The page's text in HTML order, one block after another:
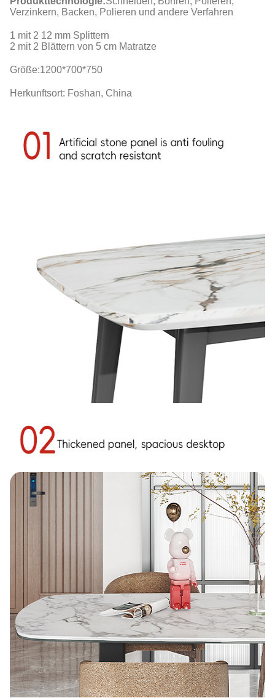
Verzinkern, Backen, Polieren und andere Verfahren
1 mit 2 12 mm Splittern
2 mit 2 Blättern von 5 cm Matratze
Größe:1200*700*750
Herkunftsort: Foshan, China